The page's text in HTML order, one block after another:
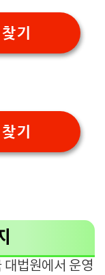
기
기
법원에서 운영